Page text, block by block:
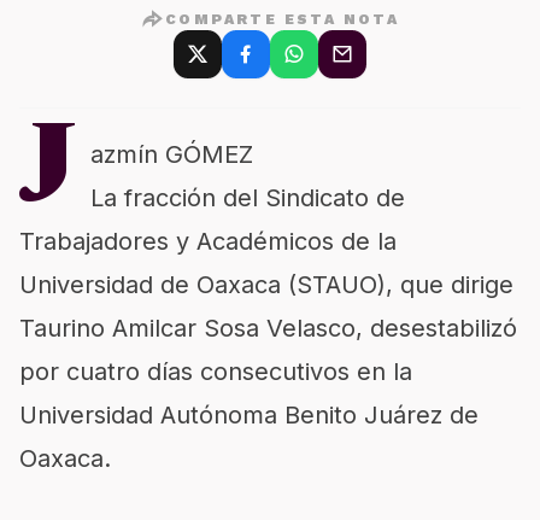
COMPARTE ESTA NOTA
J
azmín GÓMEZ
La fracción del Sindicato de
Trabajadores y Académicos de la
Universidad de Oaxaca (STAUO), que dirige
Taurino Amilcar Sosa Velasco, desestabilizó
por cuatro días consecutivos en la
Universidad Autónoma Benito Juárez de
Oaxaca.